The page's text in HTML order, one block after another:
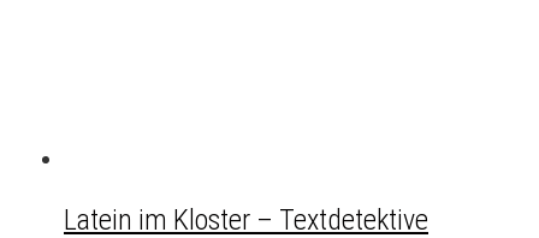
Latein im Kloster – Textdetektive